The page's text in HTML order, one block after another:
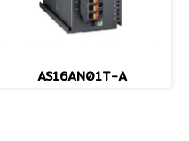
AS16AN01T-A